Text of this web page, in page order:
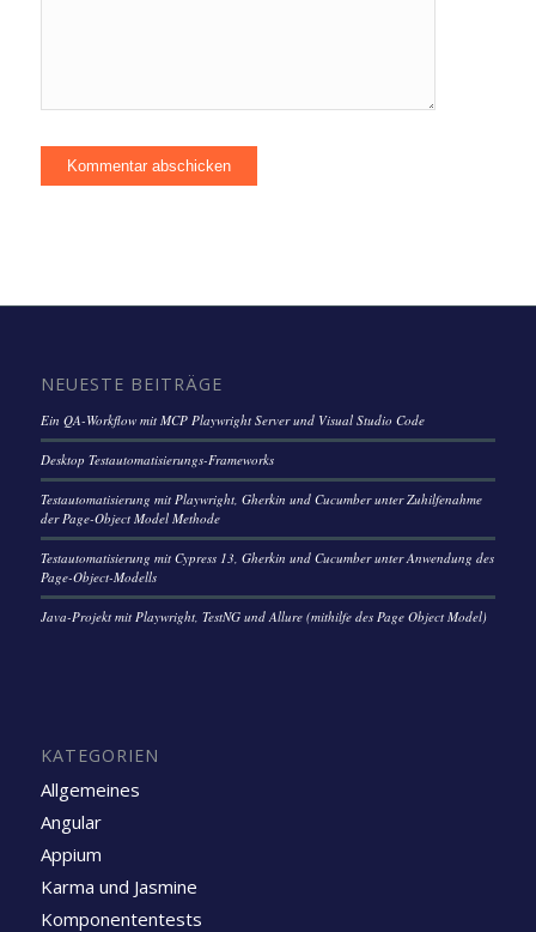
NEUESTE BEITRÄGE
Ein QA-Workflow mit MCP Playwright Server und Visual Studio Code
Desktop Testautomatisierungs-Frameworks
Testautomatisierung mit Playwright, Gherkin und Cucumber unter Zuhilfenahme
der Page-Object Model Methode
Testautomatisierung mit Cypress 13, Gherkin und Cucumber unter Anwendung des
Page-Object-Modells
Java-Projekt mit Playwright, TestNG und Allure (mithilfe des Page Object Model)
KATEGORIEN
Allgemeines
Angular
Appium
Karma und Jasmine
Komponententests